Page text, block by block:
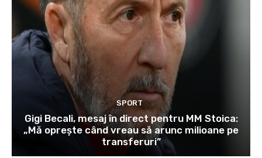
SPORT
Gigi Becali, mesaj în direct pentru MM Stoica:
„Mă oprește când vreau să arunc milioane pe
transferuri”